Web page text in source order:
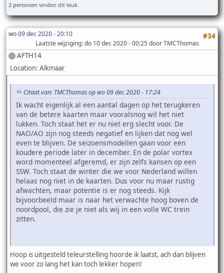
2 personen vinden dit leuk.
wo 09 dec 2020 - 20:10 #34
Laatste wijziging: do 10 dec 2020 - 00:25 door TMCThomas
AFTH14
Location: Alkmaar
Citaat van: TMCThomas op wo 09 dec 2020 - 17:24
Ik wacht eigenlijk al een aantal dagen op het terugkeren
van de betere kaarten maar vooralsnog wil het niet
lukken. Toch staat het er nu niet erg slecht voor. De
NAO/AO zijn nog steeds negatief en lijken dat nog wel
even te blijven. De seizoensmodellen gaan voor een
koudere periode later in december. En de polar vortex
word momenteel afgeremd, er zijn zelfs kansen op een
SSW. Toch staat de winter die we voor Nederland willen
helaas nog niet in de kaarten. Dus voor nu maar rustig
afwachten, maar potentie is er nog steeds. Kijk
bijvoorbeeld maar is naar het verwachte hoog boven de
noordpool, die zie je niet als wij in een volle WC trein
zitten.
Hoop is uitgesteld teleurstelling hoorde ik laatst, ach dan blijven
we voor zo lang het kan toch lekker hopen!